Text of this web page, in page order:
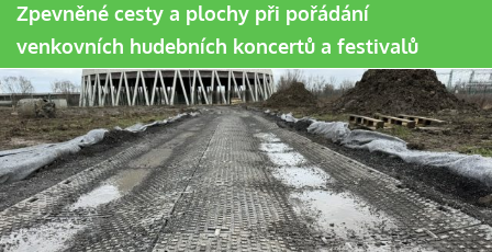
Zpevněné cesty a plochy při pořádání
venkovních hudebních koncertů a festivalů